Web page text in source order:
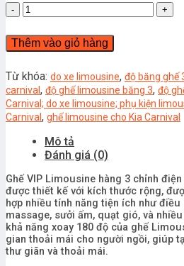
Ghế
VIP
Limousine
Hàng
Chỉnh
Điện
Cho
Kia
số
lượng
Thêm vào giỏ hàng
Từ khóa: do xe limousine, độ băng ghế
carnival , độ ghế limousine băng 3, độ
Carnival; do xe limousine; phụ kiện
Carnival , ghế limousine cho Kia Carnival
Mô tả
Đánh giá (0)
Ghế VIP Limousine hàng 3 chỉnh
được thiết kế với kích thước rộng,
hợp nhiều tính năng tiện ích như
massage, sưởi ấm, quạt gió, và
khả năng xoay 180 độ của ghế
gian thoải mái cho người ngồi, giúp
thư giãn và thoải mái.